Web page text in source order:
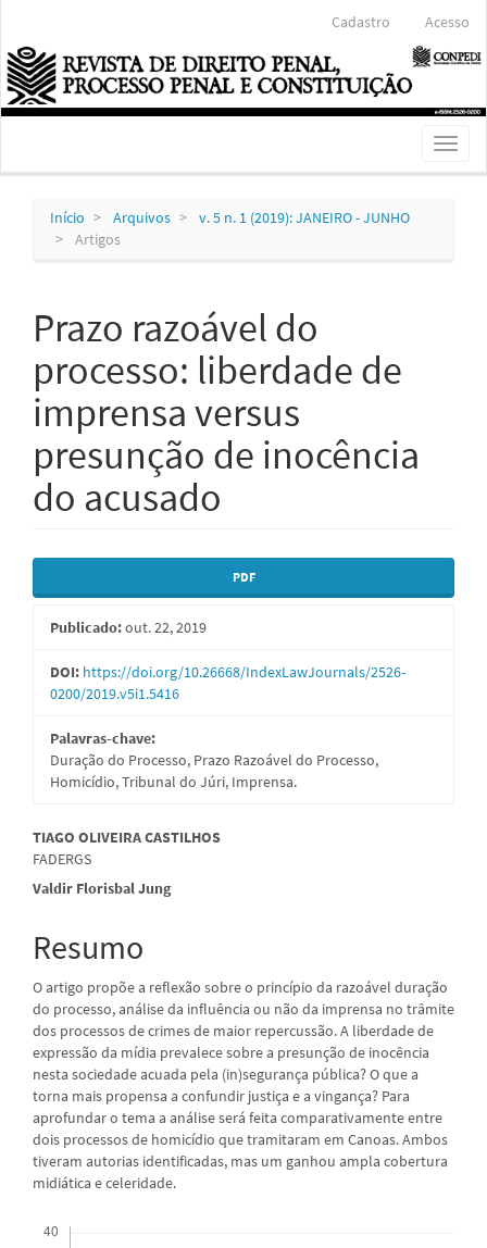
Conteúdo
principal
Barra
Lateral
Cadastro Acesso
Toggle
Início Arquivos
v. 5 n. 1 (2019): JANEIRO - JUNHO
Artigos
Prazo razoável do
processo: liberdade de
imprensa versus
presunção de inocência
do acusado
Barra
lateral
de
artigos
PDF
Publicado:out. 22, 2019
DOI: https://doi.org/10.26668/IndexLawJournals/2526-
0200/2019.v5i1.5416
Palavras-chave:
Duração do Processo, Prazo Razoável do Processo,
Homicídio, Tribunal do Júri, Imprensa.
Conteúdo
do
principal
TIAGO OLIVEIRA CASTILHOS
FADERGS
Valdir Florisbal Jung
Resumo
O artigo propõe a reflexão sobre o princípio da razoável duração
do processo, análise da influência ou não da imprensa no trâmite
dos processos de crimes de maior repercussão. A liberdade de
expressão da mídia prevalece sobre a presunção de inocência
nesta sociedade acuada pela (in)segurança pública? O que a
torna mais propensa a confundir justiça e a vingança? Para
aprofundar o tema a análise será feita comparativamente entre
dois processos de homicídio que tramitaram em Canoas. Ambos
tiveram autorias identificadas, mas um ganhou ampla cobertura
midiática e celeridade.